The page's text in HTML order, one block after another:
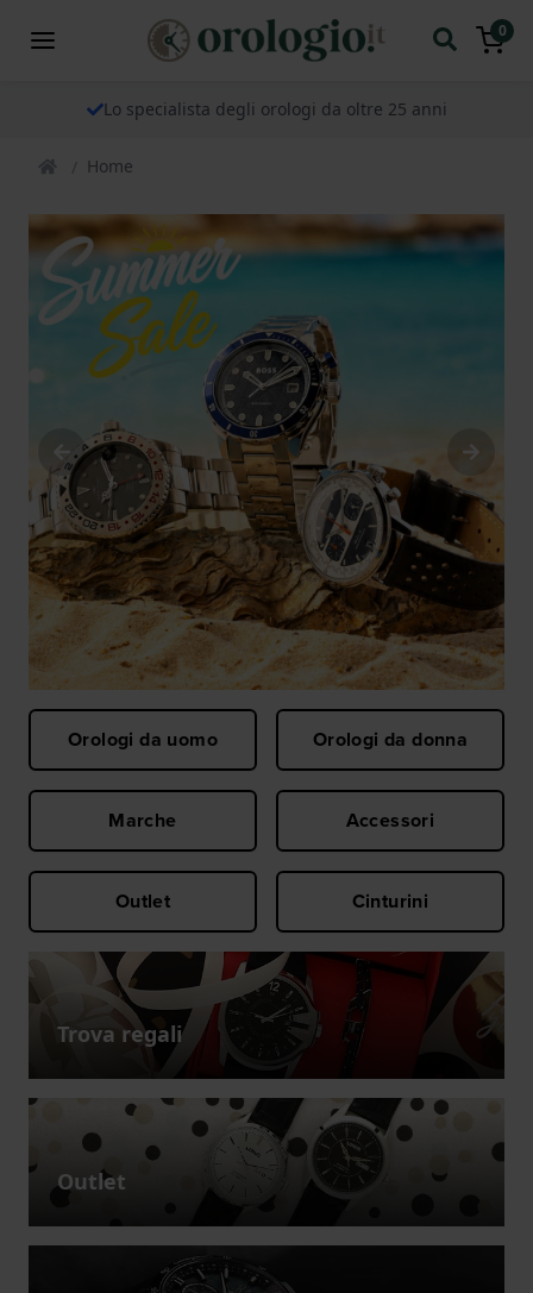
0
Lo specialista degli orologi da oltre 25 anni
Home
Orologi da uomo
Marche
Outlet
Orologi da donna
Accessori
Cinturini
Trova regali
Outlet